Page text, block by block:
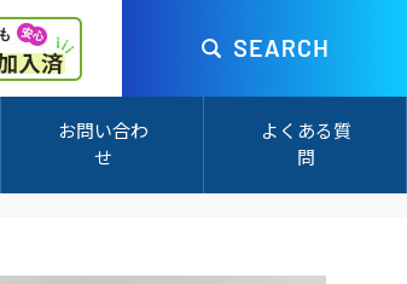
お問い合わ
せ
よくある質
問